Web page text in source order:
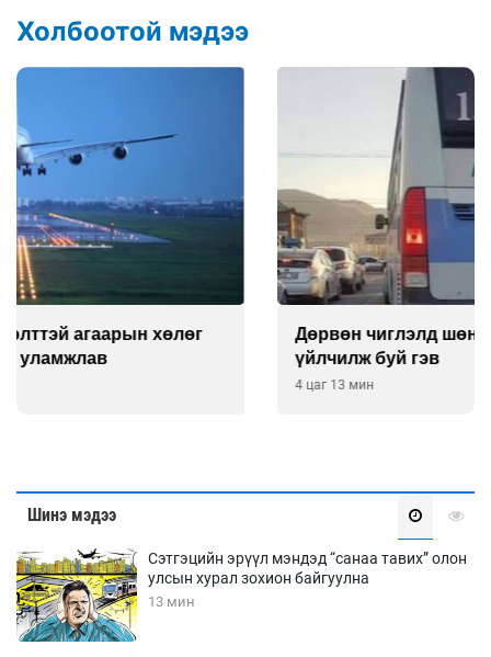
Холбоотой мэдээ
Дөрвөн чиглэлд шөнийн автобус иргэдэд
үйлчилж буй гэв
Шинэ мэдээ
Сэтгэцийн эрүүл мэндэд “санаа тавих” олон
улсын хурал зохион байгуулна
13 мин